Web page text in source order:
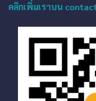
คลิกเพิ่มเราบน